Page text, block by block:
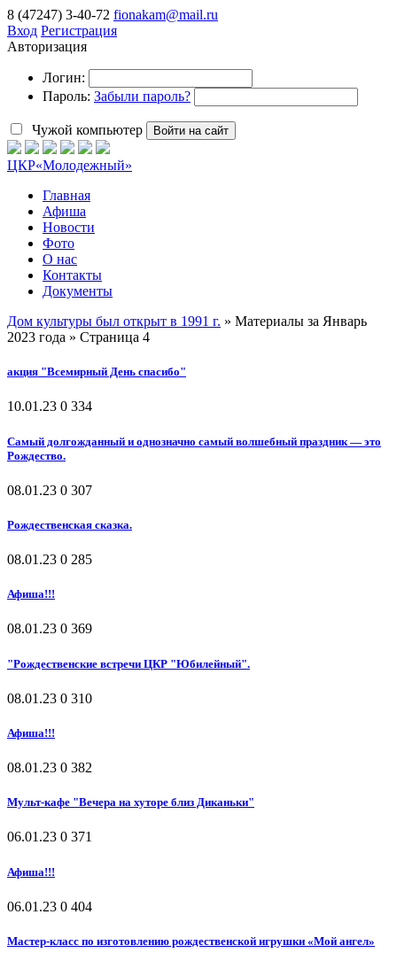
8 (47247) 3-40-72 fionakam@mail.ru
Вход Регистрация
Авторизация
Логин:
Пароль: Забыли пароль?
Чужой компьютер Войти на сайт
ЦКР«Молодежный»
Главная
Афиша
Новости
Фото
О нас
Контакты
Документы
Дом культуры был открыт в 1991 г. » Материалы за Январь
2023 года » Страница 4
акция "Всемирный День спасибо"
10.01.23 0 334
Самый долгожданный и однозначно самый волшебный праздник — это
Рождество.
08.01.23 0 307
Рождественская сказка.
08.01.23 0 285
Афиша!!!
08.01.23 0 369
"Рождественские встречи ЦКР "Юбилейный".
08.01.23 0 310
Афиша!!!
08.01.23 0 382
Мульт-кафе "Вечера на хуторе близ Диканьки"
06.01.23 0 371
Афиша!!!
06.01.23 0 404
Мастер-класс по изготовлению рождественской игрушки «Мой ангел»